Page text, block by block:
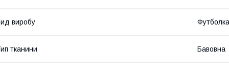
виробу Футболка
тканини Бавовна